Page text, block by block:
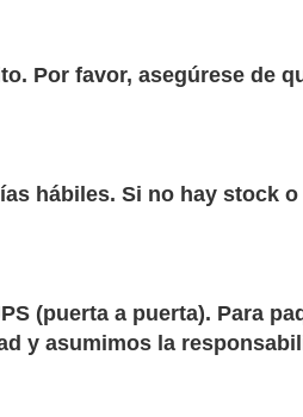
Por favor, asegúrese de
hábiles. Si no hay stock o
(puerta a puerta). Para
y asumimos la